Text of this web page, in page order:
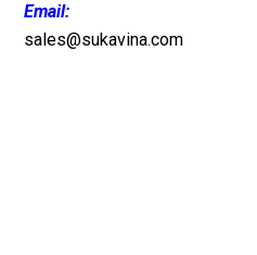
Email:
sales@sukavina.com